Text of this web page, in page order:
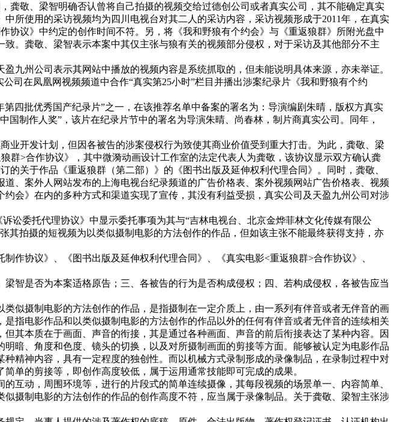
龚敬、梁智明确否认曾将自己拍摄的视频交给过德创公司或者真实公司，其不能确定真实
所使用的采访视频均为四川电视台对其二人的采访内容，采访视频形成于2011年，在真实
协议》中约定的创作时间不符。另，将《我和野狼有个约会》与《重返狼群》所附光盘中
。龚敬、梁智表示本案中其仅主张与狼有关的视频部分侵权，对于采访及其他部分不主
九州公司表示其网站中播放的视频内容是系统抓取的，但未能说明具体来源，亦未举证。
司在凤凰网视频频道中合作“真实第25小时”栏目并播出涉案纪录片《我和野狼有个约
四批优秀国产纪录片”之一，在该推荐名单中备案的署名为：导演编剧朱晴，版权方真实
制作人奖”，该片在纪录片节中的署名为导演朱晴、尚春林，制片商真实公司。同年，
业开发计划，但因各被告的涉案侵权行为致使其商业价值受到重大打击。为此，龚敬、梁
群>合作协议》，其中微漪动画设计工作室的法定代表人为龚敬，该协议显示双方确认龚
关于作品《重返狼群（第二部）》的《图书出版及延伸权利代理合同》。同时，龚敬、
、案外人网站发布的上海电视台纪录频道的广告价格表、案外视频网站广告价格表、视频
会》在内的多种方式和渠道实现了宣传，其没有利益受损，真实公司及天盈九州公司对涉
讼委托代理协议》中显示委托事项为其与“吉林电视台、北京金烨菲林文化传媒有限公
拍摄的短视频为以类似摄制电影的方法创作的作品，但如该主张不能最终获得支持，亦
作协议》、《图书出版及延伸权利代理合同》、《真实电影<重返狼群>合作协议》、
智是否为本案适格原告；三、各被告的行为是否构成侵权；四、若构成侵权，各被告应当
似摄制电影的方法创作的作品，是指摄制在一定介质上，由一系列有伴音或者无伴音的画
指电影作品和以类似摄制电影的方法创作的作品以外的任何有伴音或者无伴音的连续相关
其本质在于画面、声音的衔接，其是通过各种画面、声音的前后衔接表达了某种内容。因
暗、角度和色度、镜头的切换，以及对所摄制画面的剪接等方面。能够被认定为电影作品
精神内容，具有一定程度的独创性。而以机械方式录制形成的录像制品，在录制过程中对
单的剪接等，即创作高度较低，属于运用通常技能即可完成的成果。
互动，周围环境等，进行的片段式的简单连续摄像，其每段视频的场景单一、内容简单、
摄制电影的方法创作的作品的创作高度不符，应当属于录像制品。关于龚敬、梁智主张涉